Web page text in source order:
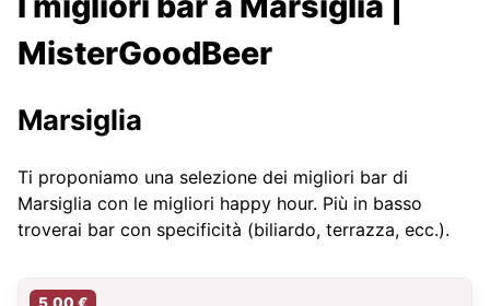
MisterGoodBeer
Marsiglia
Ti proponiamo una selezione dei migliori bar di
Marsiglia con le migliori happy hour. Più in basso
troverai bar con specificità (biliardo, terrazza, ecc.).